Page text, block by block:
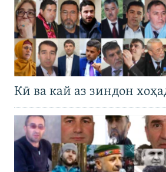
Кӣ ва кай аз зиндон